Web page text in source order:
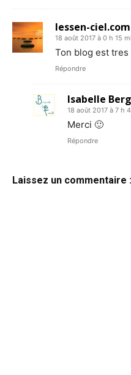
lessen-ciel.com
18 août 2017 à 0 h 15
Ton blog est
Répondre
Isabelle
18 août 2017 à 7 h
Merci 🙂
Répondre
Laissez un commentaire :